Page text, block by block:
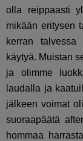
olla reippaasti
mikään eritysen
kerran
käytyä. Muistan
ja olimme
laudalla ja
jälkeen voimat
suoraapäätä
hommaa